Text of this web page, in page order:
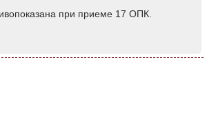
при приеме 17 ОПК.